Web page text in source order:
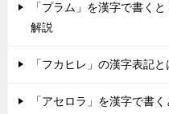
「プラム」を漢字で書く
解説
「フカヒレ」の漢字表記
「アセロラ」を漢字で書